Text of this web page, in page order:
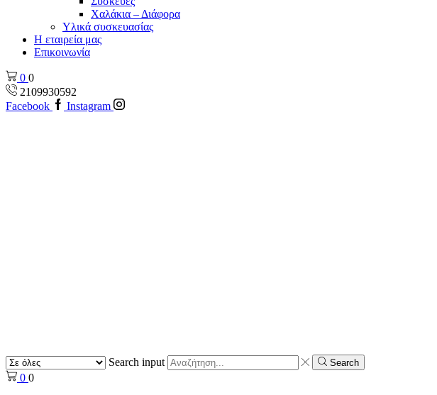
Χαλάκια – Διάφορα
Yλικά συσκευασίας
Η εταιρεία μας
Επικοινωνία
0 0
2109930592
Facebook
Instagram
Search input Search
0 0